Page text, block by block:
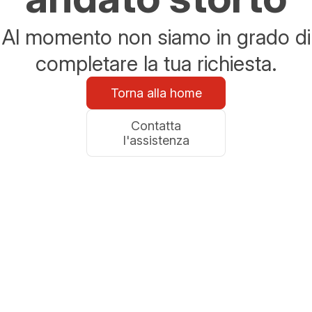
Al momento non siamo in grado di
completare la tua richiesta.
Torna alla home
Contatta
l'assistenza